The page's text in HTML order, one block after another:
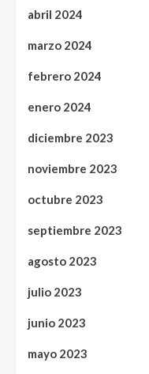
abril 2024
marzo 2024
febrero 2024
enero 2024
diciembre 2023
noviembre 2023
octubre 2023
septiembre 2023
agosto 2023
julio 2023
junio 2023
mayo 2023